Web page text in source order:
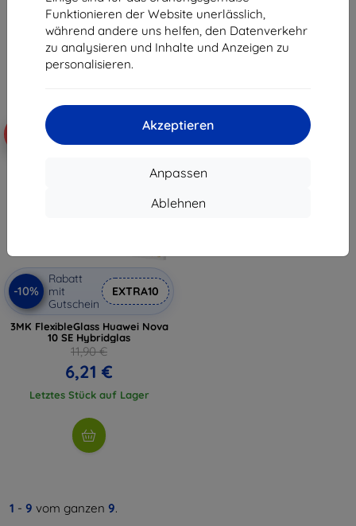
Funktionieren der Website unerlässlich,
während andere uns helfen, den Datenverkehr
zu analysieren und Inhalte und Anzeigen zu
personalisieren.
Akzeptieren
Anpassen
Ablehnen
9,90 €
8,91 €
Auf Lager > 5 Stk.
7,12 €
Letztes Stück auf Lager
-10%
Rabatt
mit
Gutschein
EXTRA10
3MK FlexibleGlass Huawei Nova
10 SE Hybridglas
11,90 €
6,21 €
Letztes Stück auf Lager
1 - 9 vom ganzen 9.